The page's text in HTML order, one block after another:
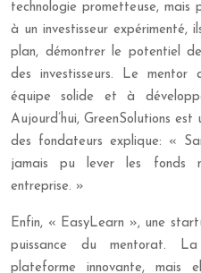
technologie prometteuse,
à un investisseur expérimenté,
plan, démontrer le potentiel
des investisseurs. Le
équipe solide et à
Aujourd’hui, GreenSolutions
des fondateurs explique: «
jamais pu lever les fonds
entreprise. »
Enfin, « EasyLearn », une
puissance du mentorat.
plateforme innovante,